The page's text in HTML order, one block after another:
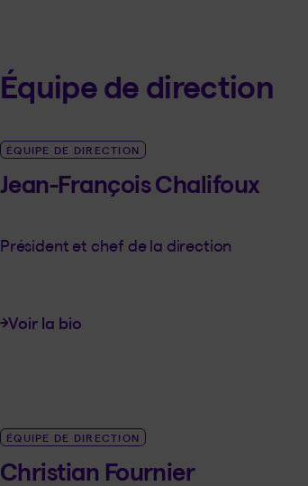
Équipe de direction
ÉQUIPE DE DIRECTION
Jean-François Chalifoux
Président et chef de la direction
Voir la bio
LINK_SR_DE Jean-François Chalifoux
ÉQUIPE DE DIRECTION
Christian Fournier